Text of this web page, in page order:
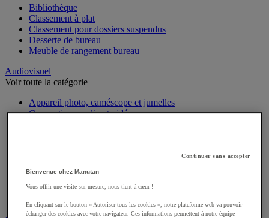
Armoire
Bibliothèque
Classement à plat
Classement pour dossiers suspendus
Desserte de bureau
Audiovisuel
Appareil photo, caméscope et jumelles
Sonorisation et enregistrement professionnels
Studio Web radio et vidéo
Télévision, lecteur DVD et Blu-ray
Continuer sans accepter
Bienvenue chez Manutan
Vous offrir une visite sur-mesure, nous tient à cœur !
En cliquant sur le bouton « Autoriser tous les cookies », notre plateforme web va pouvoir
échanger des cookies avec votre navigateur. Ces informations permettent à notre équipe